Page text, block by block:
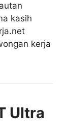
kasih
kerja
Ultra